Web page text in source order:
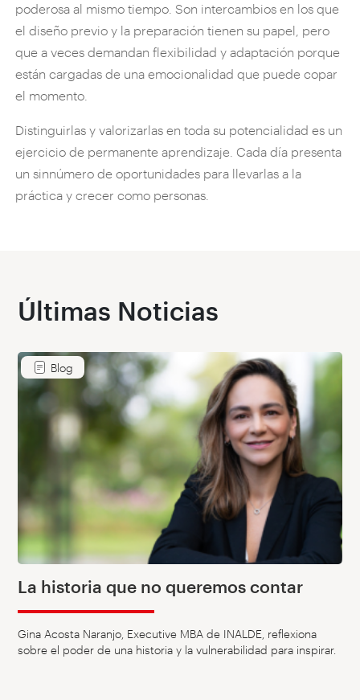
poderosa al mismo tiempo. Son intercambios en los que
el diseño previo y la preparación tienen su papel, pero
que a veces demandan flexibilidad y adaptación porque
están cargadas de una emocionalidad que puede copar
el momento.
Distinguirlas y valorizarlas en toda su potencialidad es un
ejercicio de permanente aprendizaje. Cada día presenta
un sinnúmero de oportunidades para llevarlas a la
práctica y crecer como personas.
Últimas Noticias
Blog
La historia que no queremos contar
Gina Acosta Naranjo, Executive MBA de INALDE, reflexiona
sobre el poder de una historia y la vulnerabilidad para inspirar.